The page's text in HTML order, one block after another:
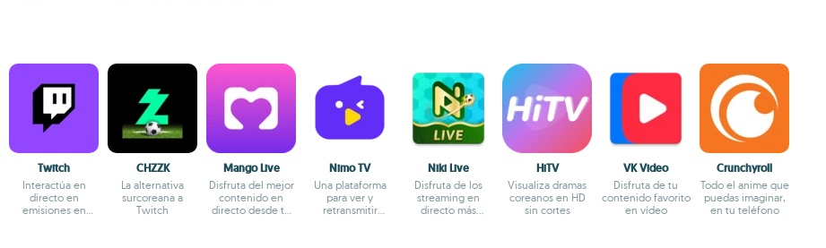
Twitch
Interactúa en
directo en
emisiones en
CHZZK
La alternativa
surcoreana a
Twitch
Mango Live
Disfruta del mejor
contenido en
directo desde tu
Nimo TV
Una plataforma
para ver y
retransmitir
Niki Live
Disfruta de los
streaming en
directo más
HiTV
Visualiza dramas
coreanos en HD
sin cortes
VK Video
Disfruta de tu
contenido favorito
en vídeo
Crunchyroll
Todo el anime que
puedas imaginar,
en tu teléfono